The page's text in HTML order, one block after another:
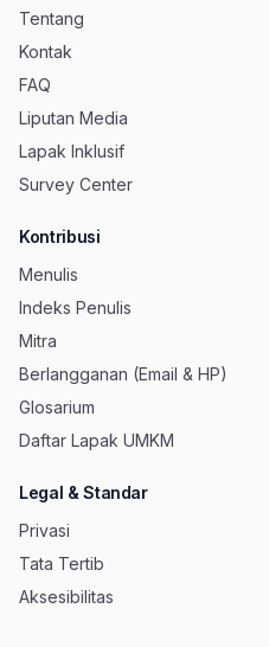
Tentang
Kontak
FAQ
Liputan Media
Lapak Inklusif
Survey Center
Kontribusi
Menulis
Indeks Penulis
Mitra
Berlangganan (Email & HP)
Glosarium
Daftar Lapak UMKM
Legal & Standar
Privasi
Tata Tertib
Aksesibilitas